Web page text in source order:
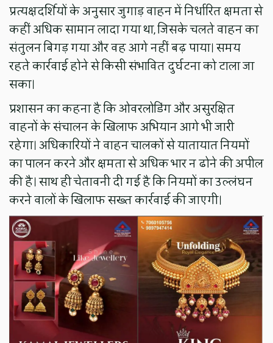
प्रत्यक्षदर्शियों के अनुसार जुगाड़ वाहन में निर्धारित क्षमता से
कहीं अधिक सामान लादा गया था, जिसके चलते वाहन का
संतुलन बिगड़ गया और वह आगे नहीं बढ़ पाया। समय
रहते कार्रवाई होने से किसी संभावित दुर्घटना को टाला जा
सका।
प्रशासन का कहना है कि ओवरलोडिंग और असुरक्षित
वाहनों के संचालन के खिलाफ अभियान आगे भी जारी
रहेगा। अधिकारियों ने वाहन चालकों से यातायात नियमों
का पालन करने और क्षमता से अधिक भार न ढोने की अपील
की है। साथ ही चेतावनी दी गई है कि नियमों का उल्लंघन
करने वालों के खिलाफ सख्त कार्रवाई की जाएगी।